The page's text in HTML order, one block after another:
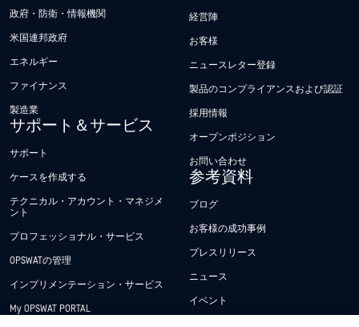
政府・防衛・情報機関
米国連邦政府
エネルギー
ファイナンス
製造業
サポート＆サービス
サポート
ケースを作成する
テクニカル・アカウント・マネジメ
ント
プロフェッショナル・サービス
OPSWATの管理
インプリメンテーション・サービス
My OPSWAT PORTAL
経営陣
お客様
ニュースレター登録
製品のコンプライアンスおよび認証
採用情報
オープンポジション
お問い合わせ
参考資料
ブログ
お客様の成功事例
プレスリリース
ニュース
イベント